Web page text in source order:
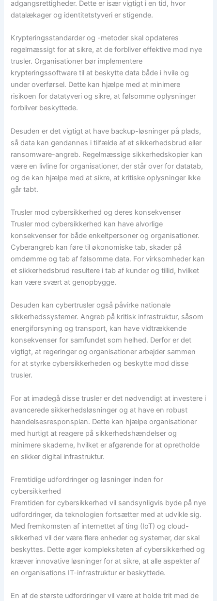
adgangsrettigheder. Dette er især vigtigt i en tid, hvor
datalækager og identitetstyveri er stigende.
Krypteringsstandarder og -metoder skal opdateres
regelmæssigt for at sikre, at de forbliver effektive mod nye
trusler. Organisationer bør implementere
krypteringssoftware til at beskytte data både i hvile og
under overførsel. Dette kan hjælpe med at minimere
risikoen for datatyveri og sikre, at følsomme oplysninger
forbliver beskyttede.
Desuden er det vigtigt at have backup-løsninger på plads,
så data kan gendannes i tilfælde af et sikkerhedsbrud eller
ransomware-angreb. Regelmæssige sikkerhedskopier kan
være en livline for organisationer, der står over for datatab,
og de kan hjælpe med at sikre, at kritiske oplysninger ikke
går tabt.
Trusler mod cybersikkerhed og deres konsekvenser
Trusler mod cybersikkerhed kan have alvorlige
konsekvenser for både enkeltpersoner og organisationer.
Cyberangreb kan føre til økonomiske tab, skader på
omdømme og tab af følsomme data. For virksomheder kan
et sikkerhedsbrud resultere i tab af kunder og tillid, hvilket
kan være svært at genopbygge.
Desuden kan cybertrusler også påvirke nationale
sikkerhedssystemer. Angreb på kritisk infrastruktur, såsom
energiforsyning og transport, kan have vidtrækkende
konsekvenser for samfundet som helhed. Derfor er det
vigtigt, at regeringer og organisationer arbejder sammen
for at styrke cybersikkerheden og beskytte mod disse
trusler.
For at imødegå disse trusler er det nødvendigt at investere i
avancerede sikkerhedsløsninger og at have en robust
hændelsesresponsplan. Dette kan hjælpe organisationer
med hurtigt at reagere på sikkerhedshændelser og
minimere skaderne, hvilket er afgørende for at opretholde
en sikker digital infrastruktur.
Fremtidige udfordringer og løsninger inden for
cybersikkerhed
Fremtiden for cybersikkerhed vil sandsynligvis byde på nye
udfordringer, da teknologien fortsætter med at udvikle sig.
Med fremkomsten af internettet af ting (IoT) og cloud-
sikkerhed vil der være flere enheder og systemer, der skal
beskyttes. Dette øger kompleksiteten af cybersikkerhed og
kræver innovative løsninger for at sikre, at alle aspekter af
en organisations IT-infrastruktur er beskyttede.
En af de største udfordringer vil være at holde trit med de